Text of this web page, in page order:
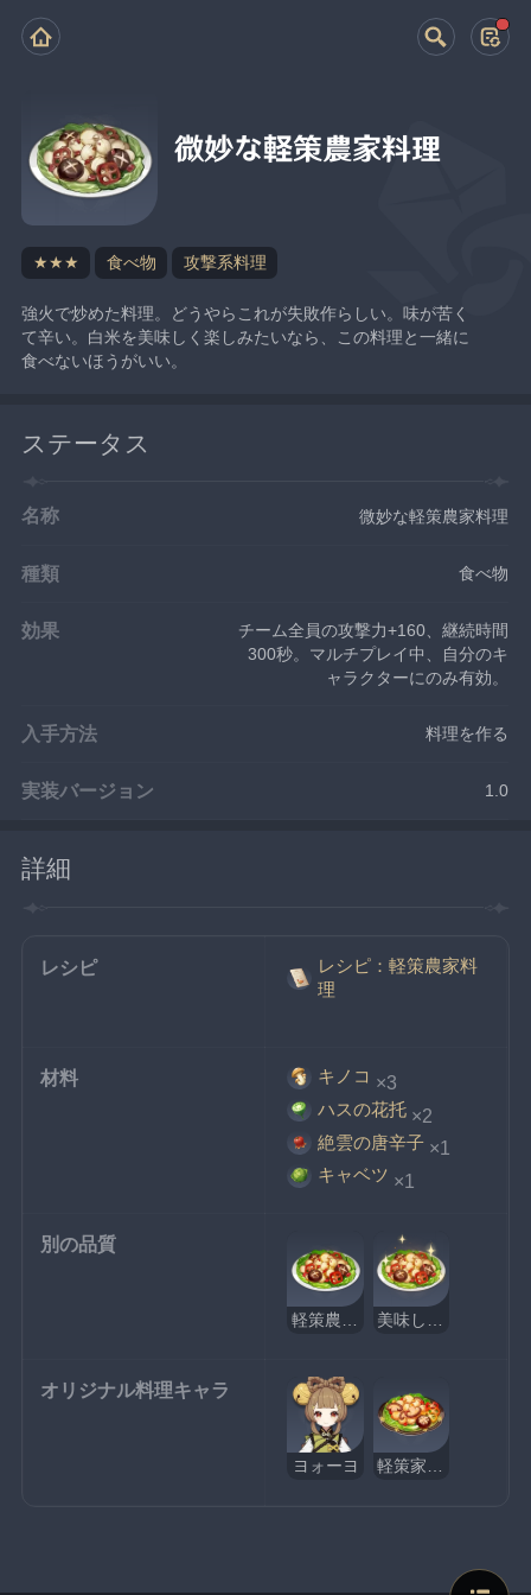
微妙な軽策農家料理
★★★ 食べ物 攻撃系料理
強火で炒めた料理。どうやらこれが失敗作らしい。味が苦く
て辛い。白米を美味しく楽しみたいなら、この料理と一緒に
食べないほうがいい。
ステータス
名称 微妙な軽策農家料理
種類 食べ物
効果
チーム全員の攻撃力+160、継続時間
300秒。マルチプレイ中、自分のキ
ャラクターにのみ有効。
入手方法 料理を作る
実装バージョン 1.0
詳細
レシピ
レシピ：軽策農家料
理
材料 キノコ ×3
ハスの花托 ×2
絶雲の唐辛子 ×1
キャベツ ×1
別の品質
オリジナル料理キャラ
ヨォーヨ